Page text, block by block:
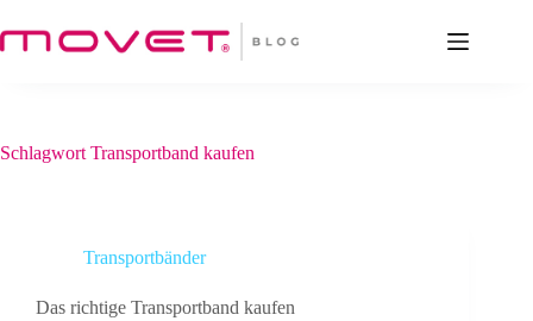
Inhalt
springen
Schlagwort Transportband kaufen
Transportbänder
Das richtige Transportband kaufen